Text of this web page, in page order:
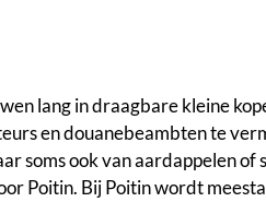
lang in draagbare kleine
en douanebeambten te
soms ook van aardappelen of
Poitin. Bij Poitin wordt